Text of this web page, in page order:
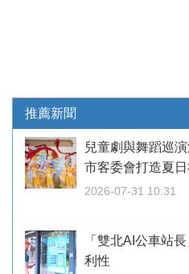
推薦新聞
兒童劇與舞蹈巡
市客委會打造夏
2026-07-31 10:31
「雙北AI公車站
利性